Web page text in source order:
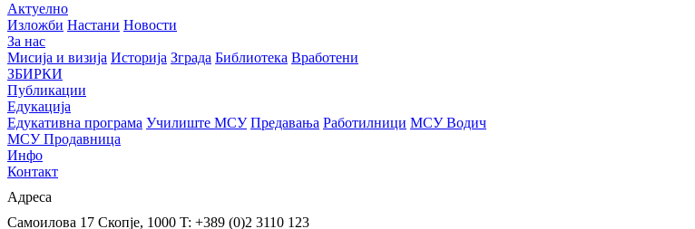
Актуелно
Изложби Настани Новости
За нас
Мисија и визија Историја Зграда Библиотека Вработени
ЗБИРКИ
Публикации
Едукација
Едукативна програма Училиште МСУ Предавања Работилници МСУ Водич
МСУ Продавница
Инфо
Контакт
Адреса
Самоилова 17 Скопје, 1000 T: +389 (0)2 3110 123